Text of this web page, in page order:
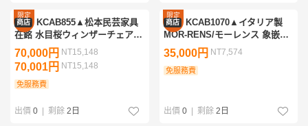
限定
優惠
商店 KCAB855▲松本民芸家具
在銘 水目桜ウィンザーチェア・
ミズメザクラアンティークダイ
ニング椅子いすイス@
70,000円 NT15,148
70,001円 NT15,148
免服務費
出價 0 剩餘 2日
限定
優惠
商店 KCAB1070▲イタリア製
MOR-RENS/モーレンス 象嵌入
り ライティング ビューロー/
ライティングデスク チェスト
35,000円 NT7,574
免服務費
出價 0 剩餘 2日